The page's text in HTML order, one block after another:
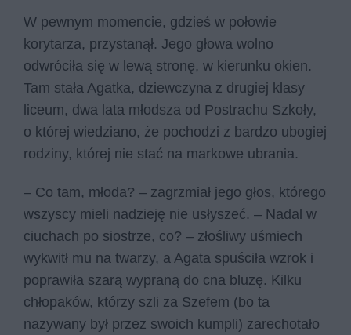
W pewnym momencie, gdzieś w połowie
korytarza, przystanął. Jego głowa wolno
odwróciła się w lewą stronę, w kierunku okien.
Tam stała Agatka, dziewczyna z drugiej klasy
liceum, dwa lata młodsza od Postrachu Szkoły,
o której wiedziano, że pochodzi z bardzo ubogiej
rodziny, której nie stać na markowe ubrania.
– Co tam, młoda? – zagrzmiał jego głos, którego
wszyscy mieli nadzieję nie usłyszeć. – Nadal w
ciuchach po siostrze, co? – złośliwy uśmiech
wykwitł mu na twarzy, a Agata spuściła wzrok i
poprawiła szarą wypraną do cna bluzę. Kilku
chłopaków, którzy szli za Szefem (bo ta
nazywany był przez swoich kumpli) zarechotało